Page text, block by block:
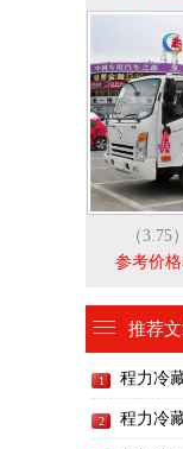
（
参考价
推荐
1 程力冷
2 程力冷